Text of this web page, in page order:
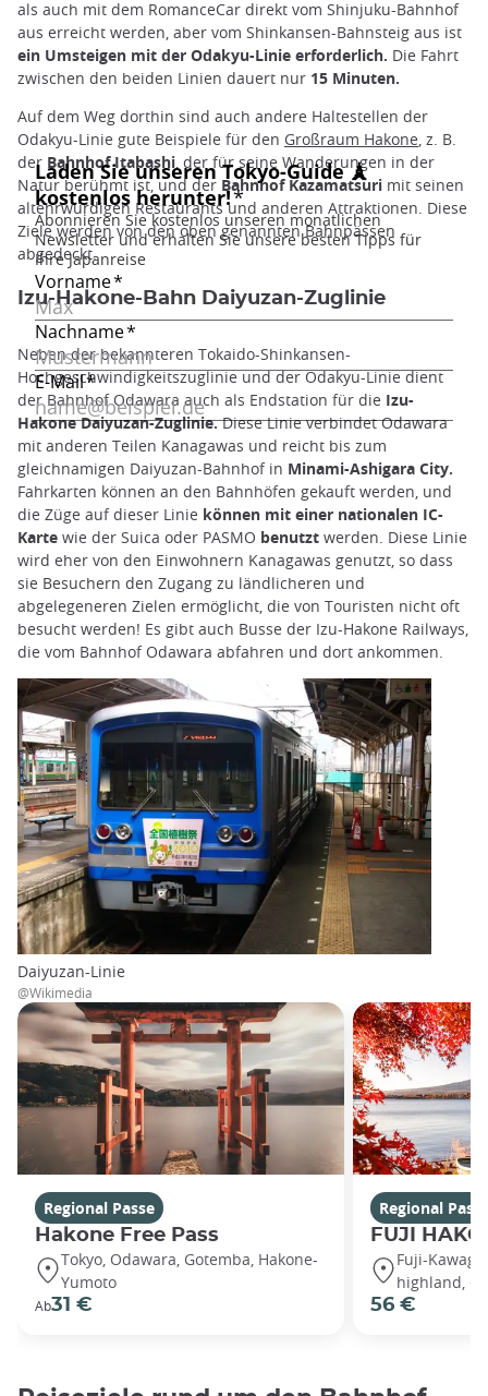
als auch mit dem RomanceCar direkt vom Shinjuku-Bahnhof
aus erreicht werden, aber vom Shinkansen-Bahnsteig aus ist
ein Umsteigen mit der Odakyu-Linie erforderlich. Die Fahrt
zwischen den beiden Linien dauert nur 15 Minuten.
Auf dem Weg dorthin sind auch andere Haltestellen der
Odakyu-Linie gute Beispiele für den Großraum Hakone , z. B.
der Bahnhof Itabashi , der für seine Wanderungen in der
Natur berühmt ist, und der Bahnhof Kazamatsuri mit seinen
altehrwürdigen Restaurants und anderen Attraktionen. Diese
Ziele werden von den oben genannten Bahnpässen
abgedeckt.
Izu-Hakone-Bahn Daiyuzan-Zuglinie
Neben der bekannteren Tokaido-Shinkansen-
Hochgeschwindigkeitszuglinie und der Odakyu-Linie dient
der Bahnhof Odawara auch als Endstation für die Izu-
Hakone Daiyuzan-Zuglinie.Diese Linie verbindet Odawara
mit anderen Teilen Kanagawas und reicht bis zum
gleichnamigen Daiyuzan-Bahnhof in Minami-Ashigara City.
Fahrkarten können an den Bahnhöfen gekauft werden, und
die Züge auf dieser Linie können mit einer nationalen IC-
Karte wie der Suica oder PASMO benutzt werden. Diese Linie
wird eher von den Einwohnern Kanagawas genutzt, so dass
sie Besuchern den Zugang zu ländlicheren und
abgelegeneren Zielen ermöglicht, die von Touristen nicht oft
besucht werden! Es gibt auch Busse der Izu-Hakone Railways,
die vom Bahnhof Odawara abfahren und dort ankommen.
Daiyuzan-Linie
@Wikimedia
Regional Passe
Hakone Free Pass
Tokyo, Odawara, Gotemba, Hakone-
Yumoto
Ab31 €
Regional
FUJI
Fuji-
highland,
56 €